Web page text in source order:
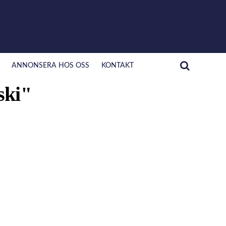
ANNONSERA HOS OSS KONTAKT